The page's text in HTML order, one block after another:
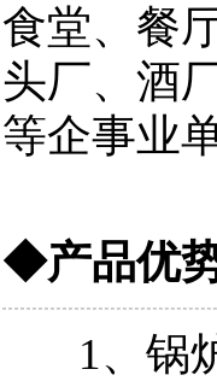
食堂、餐
头厂、酒
等企事业
◆产品优
1、锅炉